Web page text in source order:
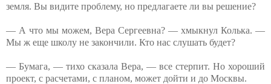
земля. Вы видите проблему, но предлагаете ли вы решение?
— А что мы можем, Вера Сергеевна? — хмыкнул Колька. —
Мы ж еще школу не закончили. Кто нас слушать будет?
— Бумага, — тихо сказала Вера, — все стерпит. Но хороший
проект, с расчетами, с планом, может дойти и до Москвы.